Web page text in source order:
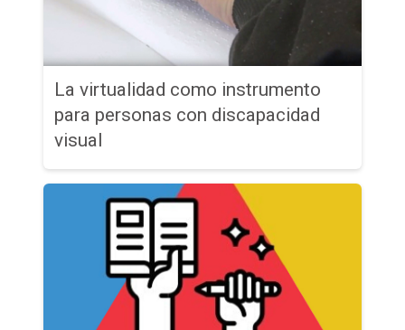
La virtualidad como instrumento
para personas con discapacidad
visual